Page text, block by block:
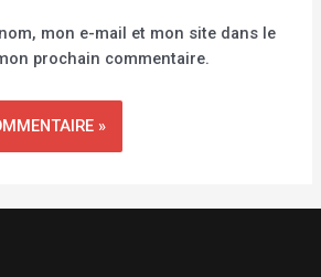
mon e-mail et mon site dans le
prochain commentaire.